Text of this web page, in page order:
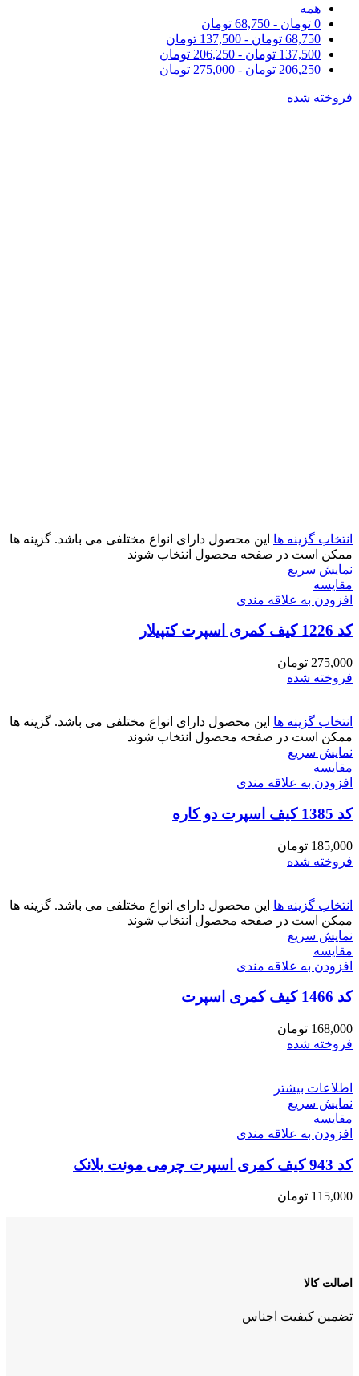
همه
0 تومان -
68,750 تومان
68,750 تومان -
137,500 تومان
137,500 تومان -
206,250 تومان
206,250 تومان -
275,000 تومان
فروخته شده
انتخاب گزینه ها این محصول دارای انواع مختلفی می باشد. گزینه ها
ممکن است در صفحه محصول انتخاب شوند
نمایش سریع
مقايسه
افزودن به علاقه مندی
کد 1226 کیف کمری اسپرت کتپیلار
275,000 تومان
فروخته شده
انتخاب گزینه ها این محصول دارای انواع مختلفی می باشد. گزینه ها
ممکن است در صفحه محصول انتخاب شوند
نمایش سریع
مقايسه
افزودن به علاقه مندی
کد 1385 کیف اسپرت دو کاره
185,000 تومان
فروخته شده
انتخاب گزینه ها این محصول دارای انواع مختلفی می باشد. گزینه ها
ممکن است در صفحه محصول انتخاب شوند
نمایش سریع
مقايسه
افزودن به علاقه مندی
کد 1466 کیف کمری اسپرت
168,000 تومان
فروخته شده
اطلاعات بیشتر
نمایش سریع
مقايسه
افزودن به علاقه مندی
کد 943 کیف کمری اسپرت چرمی مونت بلانک
115,000 تومان
اصالت کالا
تضمین کیفیت اجناس